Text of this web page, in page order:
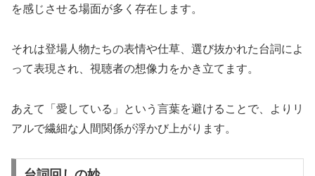
を感じさせる場面が多く存在します。
それは登場人物たちの表情や仕草、選び抜かれた台詞によ
って表現され、視聴者の想像力をかき立てます。
あえて「愛している」という言葉を避けることで、よりリ
アルで繊細な人間関係が浮かび上がります。